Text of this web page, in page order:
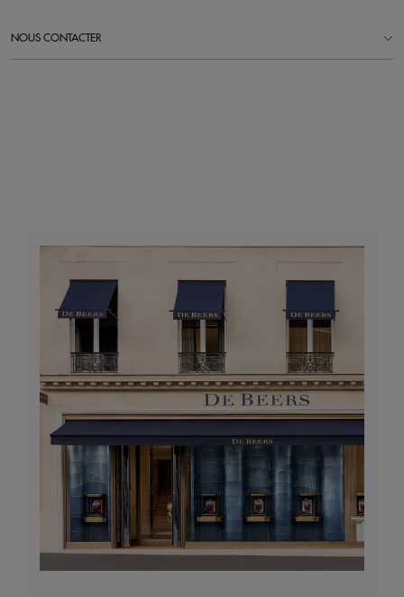
NOUS CONTACTER